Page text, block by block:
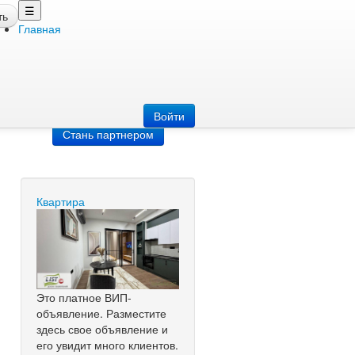
☰
Главная
Войти
Стань партнером
Квартира
Это платное ВИП-
объявление. Разместите
здесь свое объявление и
его увидит много клиентов.